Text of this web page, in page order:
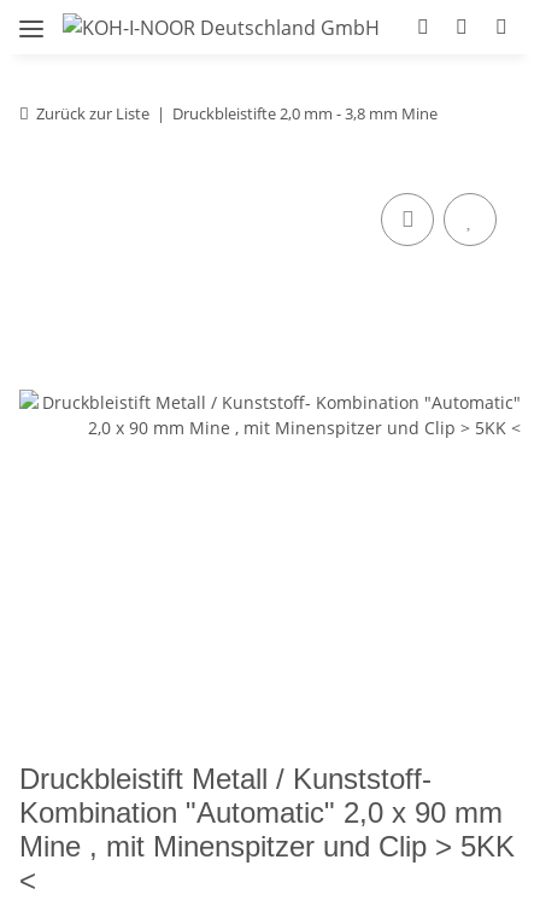
Zurück zur Liste Druckbleistifte 2,0 mm - 3,8 mm Mine
Druckbleistift Metall / Kunststoff-
Kombination "Automatic" 2,0 x 90 mm
Mine , mit Minenspitzer und Clip > 5KK
<